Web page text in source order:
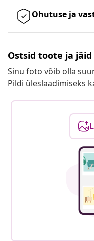
Ohutuse ja
Ostsid toote ja
Sinu foto võib olla
Pildi üleslaadimiseks